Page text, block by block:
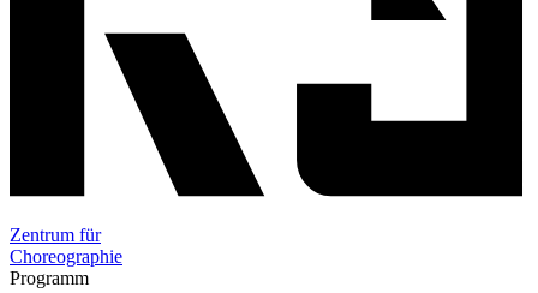
Zentrum für
Choreographie
Programm